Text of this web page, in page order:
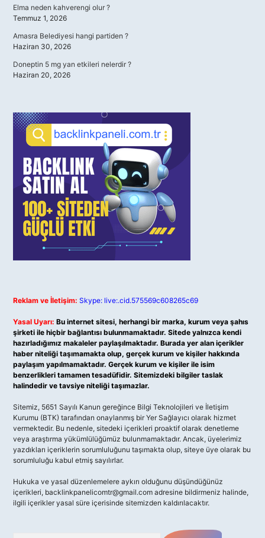
Elma neden kahverengi olur ?
Temmuz 1, 2026
Amasra Belediyesi hangi partiden ?
Haziran 30, 2026
Doneptin 5 mg yan etkileri nelerdir ?
Haziran 20, 2026
Reklam ve İletişim: Skype: live:.cid.575569c608265c69
Yasal Uyarı: Bu internet sitesi, herhangi bir marka, kurum veya şahıs
şirketi ile hiçbir bağlantısı bulunmamaktadır. Sitede yalnızca kendi
hazırladığımız makaleler paylaşılmaktadır. Burada yer alan içerikler
haber niteliği taşımamakta olup, gerçek kurum ve kişiler hakkında
paylaşım yapılmamaktadır. Gerçek kurum ve kişiler ile isim
benzerlikleri tamamen tesadüfidir. Sitemizdeki bilgiler taslak
halindedir ve tavsiye niteliği taşımazlar.
Sitemiz, 5651 Sayılı Kanun gereğince Bilgi Teknolojileri ve İletişim
Kurumu (BTK) tarafından onaylanmış bir Yer Sağlayıcı olarak hizmet
vermektedir. Bu nedenle, sitedeki içerikleri proaktif olarak denetleme
veya araştırma yükümlülüğümüz bulunmamaktadır. Ancak, üyelerimiz
yazdıkları içeriklerin sorumluluğunu taşımakta olup, siteye üye olarak bu
sorumluluğu kabul etmiş sayılırlar.
Hukuka ve yasal düzenlemelere aykırı olduğunu düşündüğünüz
içerikleri, backlinkpanelicomtr@gmail.com adresine bildirmeniz halinde,
ilgili içerikler yasal süre içerisinde sitemizden kaldırılacaktır.